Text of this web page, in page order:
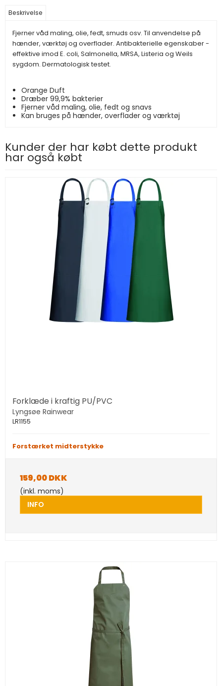
Beskrivelse
Fjerner våd maling, olie, fedt, smuds osv. Til anvendelse på
hænder, værktøj og overflader. Antibakterielle egenskaber -
effektive imod E. coli, Salmonella, MRSA, Listeria og Weils
sygdom. Dermatologisk testet.
Orange Duft
Dræber 99,9% bakterier
Fjerner våd maling, olie, fedt og snavs
Kan bruges på hænder, overflader og værktøj
Kunder der har købt dette produkt
har også købt
Forklæde i kraftig PU/PVC
Lyngsøe Rainwear
LR1155
Forstærket midterstykke
159,00 DKK
(inkl. moms)
INFO